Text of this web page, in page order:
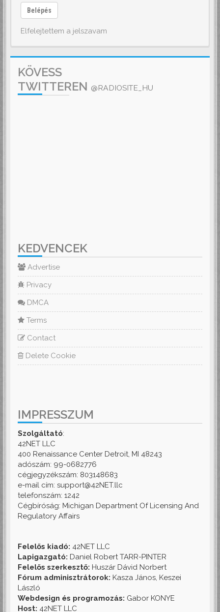
Belépés
Elfelejtettem a jelszavam
KÖVESS
TWITTEREN @RADIOSITE_HU
KEDVENCEK
Advertise
Privacy
DMCA
Terms
Contact
Delete Cookie
IMPRESSZUM
Szolgáltató:
42NET LLC
400 Renaissance Center Detroit, MI 48243
adószám: 99-0682776
cégjegyzékszám: 803148683
e-mail cím: support@42NET.llc
telefonszám: 1242
Cégbíróság: Michigan Department Of Licensing And
Regulatory Affairs
Felelős kiadó: 42NET LLC
Lapigazgató: Daniel Robert TARR-PINTER
Felelős szerkesztő: Huszár Dávid Norbert
Fórum adminisztrátorok: Kasza János, Keszei
László
Webdesign és programozás: Gabor KONYE
Host: 42NET LLC